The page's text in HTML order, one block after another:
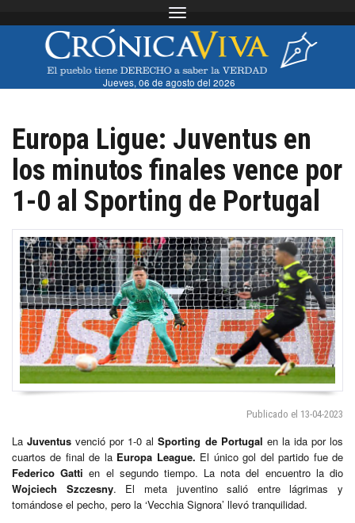
Toggle navigation
Jueves, 06 de agosto del 2026
Europa Ligue: Juventus en
los minutos finales vence por
1-0 al Sporting de Portugal
Publicado el 13-04-2023
LaJuventus venció por 1-0 alSporting de Portugal en la ida por los
cuartos de final de la Europa League. El único gol del partido fue de
Federico Gatti en el segundo tiempo. La nota del encuentro la dio
Wojciech Szczesny. El meta juventino salió entre lágrimas y
tomándose el pecho, pero la ‘Vecchia Signora’ llevó tranquilidad.